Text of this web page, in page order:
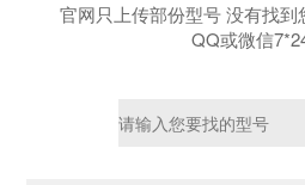
官网只上传部份型号 没有找
QQ或微信